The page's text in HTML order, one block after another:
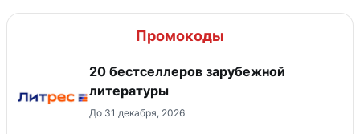
Промокоды
20 бестселлеров зарубежной
литературы
До 31 декабря, 2026